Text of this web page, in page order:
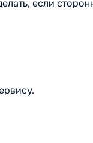
если